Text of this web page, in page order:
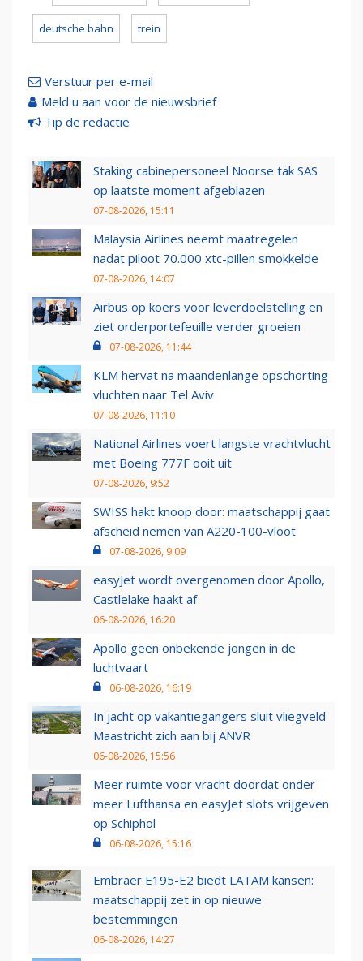
deutsche bahn trein
Verstuur per e-mail
Meld u aan voor de nieuwsbrief
Tip de redactie
Staking cabinepersoneel Noorse tak SAS
op laatste moment afgeblazen
07-08-2026, 15:11
Malaysia Airlines neemt maatregelen
nadat piloot 70.000 xtc-pillen smokkelde
07-08-2026, 14:07
Airbus op koers voor leverdoelstelling en
ziet orderportefeuille verder groeien
07-08-2026, 11:44
KLM hervat na maandenlange opschorting
vluchten naar Tel Aviv
07-08-2026, 11:10
National Airlines voert langste vrachtvlucht
met Boeing 777F ooit uit
07-08-2026, 9:52
SWISS hakt knoop door: maatschappij gaat
afscheid nemen van A220-100-vloot
07-08-2026, 9:09
easyJet wordt overgenomen door Apollo,
Castlelake haakt af
06-08-2026, 16:20
Apollo geen onbekende jongen in de
luchtvaart
06-08-2026, 16:19
In jacht op vakantiegangers sluit vliegveld
Maastricht zich aan bij ANVR
06-08-2026, 15:56
Meer ruimte voor vracht doordat onder
meer Lufthansa en easyJet slots vrijgeven
op Schiphol
06-08-2026, 15:16
Embraer E195-E2 biedt LATAM kansen:
maatschappij zet in op nieuwe
bestemmingen
06-08-2026, 14:27